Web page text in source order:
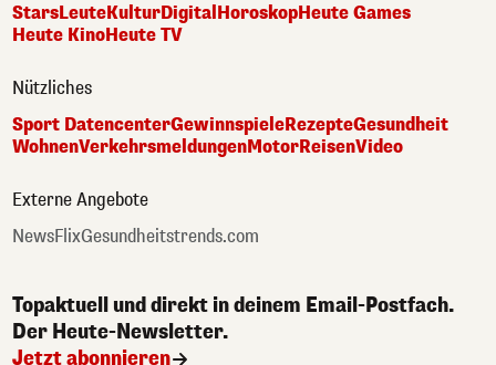
StarsLeuteKulturDigital HoroskopHeute Games
Heute KinoHeute TV
Nützliches
Sport DatencenterGewinnspieleRezepteGesundheit
WohnenVerkehrsmeldungenMotorReisenVideo
Externe Angebote
NewsFlixGesundheitstrends.com
Topaktuell und direkt in deinem Email-Postfach.
Der Heute-Newsletter.
Jetzt abonnieren